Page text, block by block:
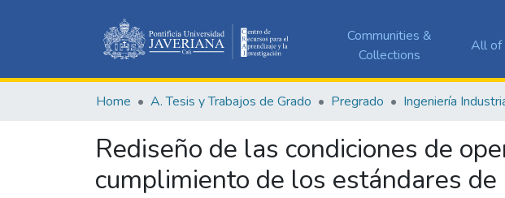
Communities &
Collections
All of
Home A. Tesis y Trabajos de Grado Pregrado Ingeniería
Rediseño de las condiciones de
cumplimiento de los estándares